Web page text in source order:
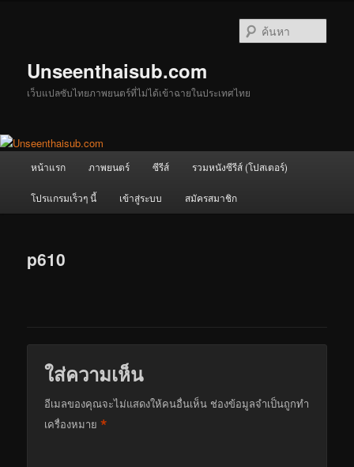
Unseenthaisub.com
เว็บแปลซับไทยภาพยนตร์ที่ไม่ได้เข้าฉายในประเทศไทย
หน้าแรก ภาพยนตร์ ซีรีส์ รวมหนังซีรีส์ (โปสเตอร์)
โปรแกรมเร็วๆ นี้ เข้าสู่ระบบ สมัครสมาชิก
p610
ใส่ความเห็น
อีเมลของคุณจะไม่แสดงให้คนอื่นเห็น ช่องข้อมูลจำเป็นถูกทำ
เครื่องหมาย*